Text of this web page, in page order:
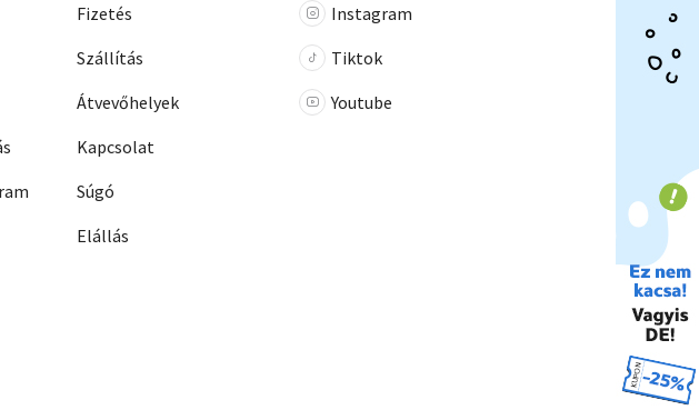
Fizetés
Szállítás
Átvevőhelyek
Kapcsolat
Súgó
Elállás
Instagram
Tiktok
Youtube